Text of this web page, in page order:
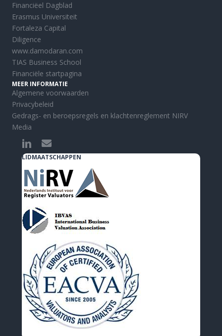
Financiëel Dagblad
Erasmus Universiteit
Fortaleza Capital
Diligence
www.damodaran.com
TIAS Business School
Financiële startpagina
MEER INFORMATIE
Algemene voorwaarden
Privacybeleid
Gedrags- en beroepsregels en klachtenreglement NIRV
Media
LIDMAATSCHAPPEN